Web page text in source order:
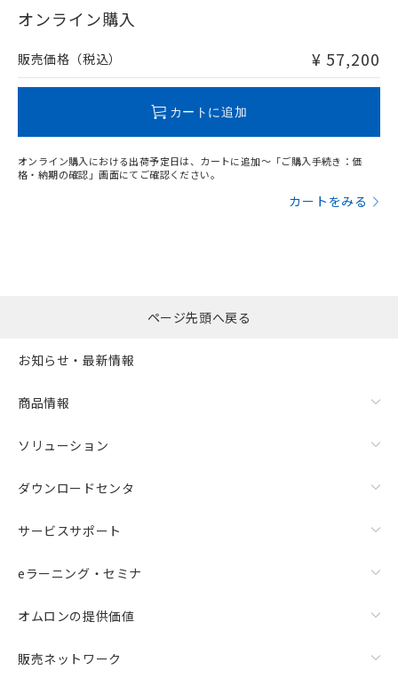
在庫等で未対応品が混在する可能性があります。
問い合わせください。
オンライン購入
販売価格（税込） ¥ 57,200
カートに追加
オンライン購入における出荷予定日は、カートに追加～「ご購入手続き：価
格・納期の確認」画面にてご確認ください。
カートをみる
ページ先頭へ戻る
お知らせ・最新情報
商品情報
ソリューション
ダウンロードセンタ
サービスサポート
eラーニング・セミナ
オムロンの提供価値
販売ネットワーク